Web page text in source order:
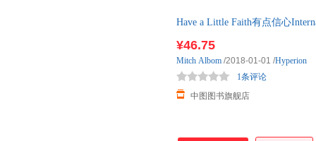
践者莱西慧眼独具，提取出大
可以明白如何通过快速成功来
活性来创建更多价值。 通过诙
诀”三段式框架，Lacey我们漫
Have a Little Faith有点信心
¥46.75
中图图书旗舰店
1条评论
Mitch Albom /2018-01-01 /Hyperion